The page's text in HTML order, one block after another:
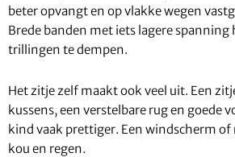
beter opvangt en op vlakke wegen
Brede banden met iets lagere spanning
trillingen te dempen.
Het zitje zelf maakt ook veel uit. Een
kussens, een verstelbare rug en goede
kind vaak prettiger. Een windscherm
kou en regen.